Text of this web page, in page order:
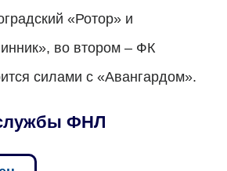
«Ротор» и
во втором – ФК
силами с «Авангардом».
ФНЛ